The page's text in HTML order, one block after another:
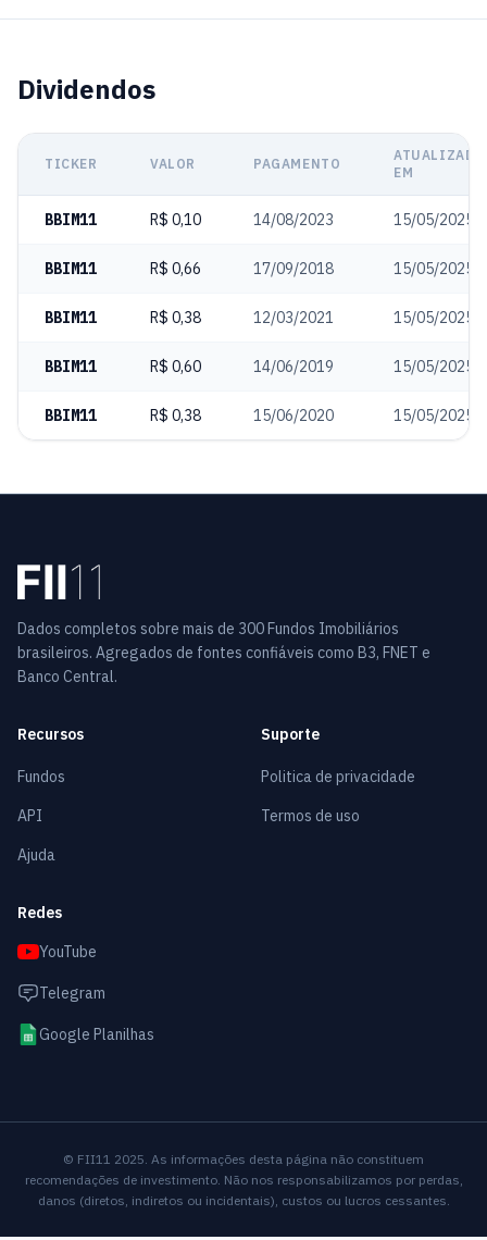
Dividendos
TICKER VALOR PAGAMENTO
ATUALIZADO
EM
BBIM11 R$ 0,10 14/08/2023 15/05/2025
BBIM11 R$ 0,66 17/09/2018 15/05/2025
BBIM11 R$ 0,38 12/03/2021 15/05/2025
BBIM11 R$ 0,60 14/06/2019 15/05/2025
BBIM11 R$ 0,38 15/06/2020 15/05/2025
Dados completos sobre mais de 300 Fundos Imobiliários
brasileiros. Agregados de fontes confiáveis como B3, FNET e
Banco Central.
Recursos
Fundos
API
Ajuda
Suporte
Politica de privacidade
Termos de uso
Redes
YouTube
Telegram
Google Planilhas
© FII11 2025. As informações desta página não constituem
recomendações de investimento. Não nos responsabilizamos por perdas,
danos (diretos, indiretos ou incidentais), custos ou lucros cessantes.